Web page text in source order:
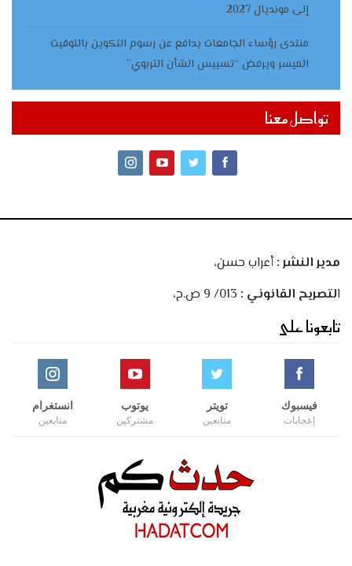
إلى مونديال 2027
منتدى رؤساء الجامعات يدافع عن رسوم التكوين بالتوقيت
الميسر ويرفض “تسييس الشأن التربوي”
تواصل معنا
مدير النشر :أعراب حسن،
التصريح القانوني :
تابعونا على
فيسبوك
إعجابات
تويتر
متابعين
يوتوب
مشتركين
انستغرام
متابعين